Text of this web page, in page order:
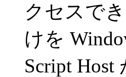
クセスで
けを
Script